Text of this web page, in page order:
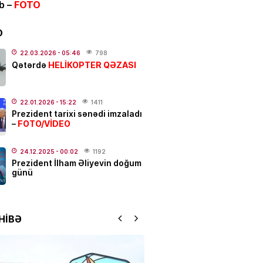
- 09:55
kütləvi dava –ölən və
var
Əmirquliyev AMMİB-in
- 16:52
qoyun və…
– FOTO
22.03.2026 - 05:46 798
Qətərdə HELİKOPTER QƏZASI
22.01.2026 - 15:22 1411
Prezident tarixi sənədi imzaladı
– FOTO/VİDEO
24.12.2025 - 00:02 1192
Prezident İlham Əliyevin doğum
günü